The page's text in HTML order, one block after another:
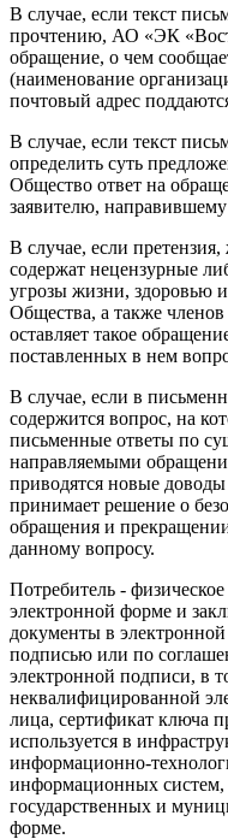
В случае, если текст
прочтению, АО «ЭК
обращение, о чем
(наименование
почтовый адрес
В случае, если текст
определить суть
Общество ответ на
заявителю,
В случае, если
содержат нецензурные
угрозы жизни, здоровью
Общества, а также
оставляет такое
поставленных в нем
В случае, если в
содержится вопрос, на
письменные ответы по
направляемыми
приводятся новые
принимает решение о
обращения и
данному вопросу.
Потребитель -
электронной форме и
документы в
подписью или по
электронной подписи, в
неквалифицированной
лица, сертификат ключа
используется в
информационно-
информационных систем,
государственных и
форме.